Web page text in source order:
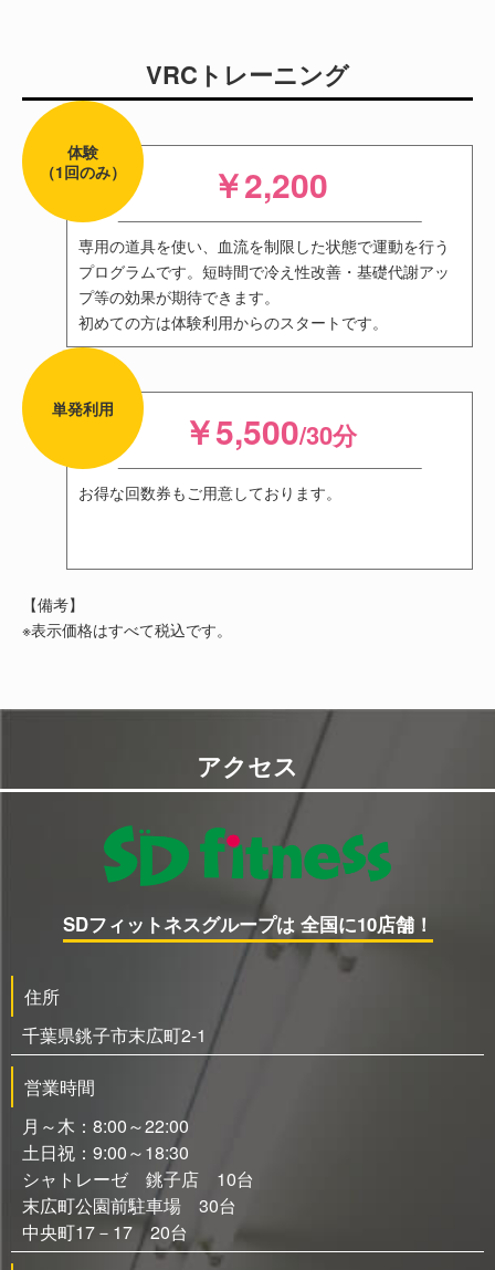
VRCトレーニング
体験
（1回のみ）
￥2,200
専用の道具を使い、血流を制限した状態で運動を行う
プログラムです。短時間で冷え性改善・基礎代謝アッ
プ等の効果が期待できます。
初めての方は体験利用からのスタートです。
単発利用 ￥5,500/30分
お得な回数券もご用意しております。
【備考】
※表示価格はすべて税込です。
アクセス
SDフィットネスグループは 全国に10店舗！
住所
千葉県銚子市末広町2-1
営業時間
月～木：8:00～22:00
土日祝：9:00～18:30
シャトレーゼ 銚子店 10台
末広町公園前駐車場 30台
中央町17－17 20台